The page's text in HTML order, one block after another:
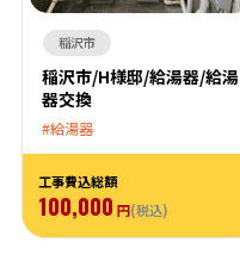
稲沢市
稲沢市/H様邸/給湯器/給湯
器交換
給湯器
工事費込総額
100,000 円(税込)